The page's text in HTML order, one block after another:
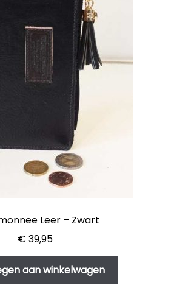
Leer – Zwart
€ 39,95
aan winkelwagen